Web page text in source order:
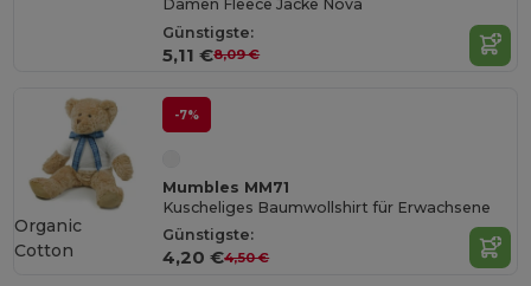
Damen Fleece Jacke Nova
Günstigste:
5,11 €8,09 €
-7%
Mumbles MM71
Kuscheliges Baumwollshirt für Erwachsene
Günstigste:
4,20 €4,50 €
Organic
Cotton